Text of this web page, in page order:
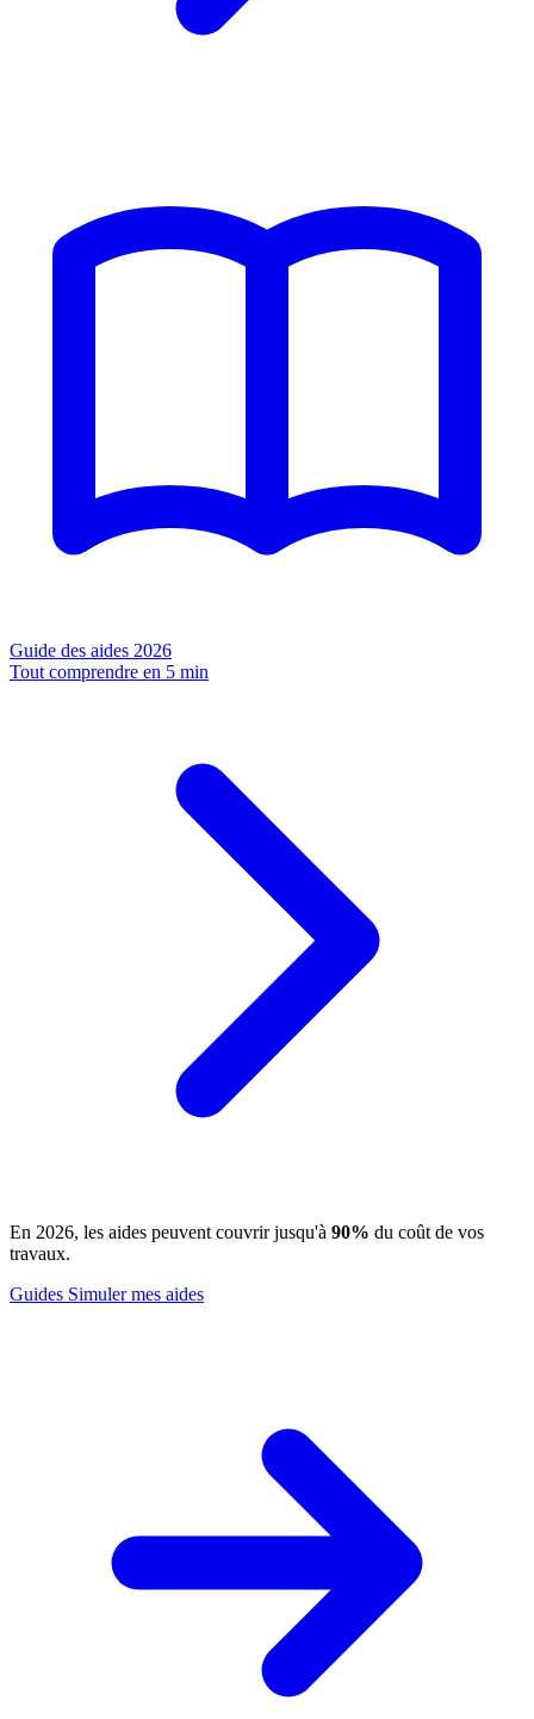
Guide des aides 2026
Tout comprendre en 5 min
En 2026, les aides peuvent couvrir jusqu'à 90% du coût de vos
travaux.
Guides Simuler mes aides